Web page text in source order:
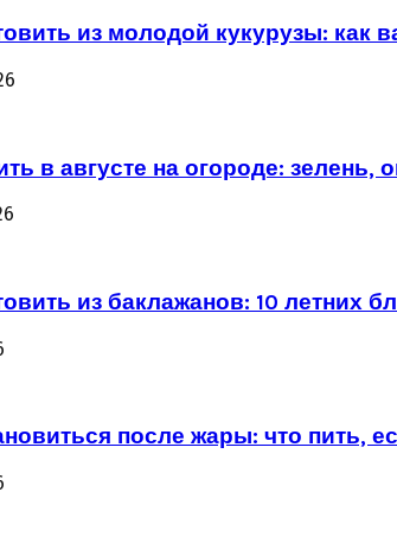
из молодой кукурузы: как
в августе на огороде: зелень,
из баклажанов: 10 летних
после жары: что пить,